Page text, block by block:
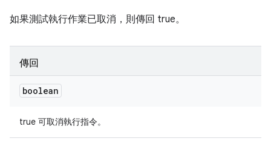
如果測試執行作業已取消，則傳回 true。
傳回
boolean
true 可取消執行指令。